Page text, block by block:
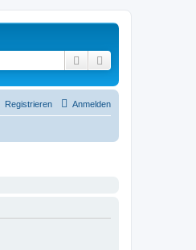
Suche
Anmelden
Registrieren